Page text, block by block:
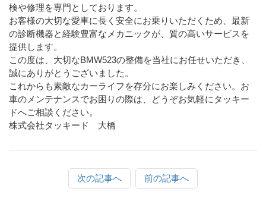
検や修理を専門としております。
お客様の大切な愛車に長く安全にお乗りいただくため、最新
の診断機器と経験豊富なメカニックが、質の高いサービスを
提供します。
この度は、大切なBMW523の整備を当社にお任せいただき、
誠にありがとうございました。
これからも素敵なカーライフを存分にお楽しみください。お
車のメンテナンスでお困りの際は、どうぞお気軽にタッキー
ドへご相談ください。
株式会社タッキード 大橋
次の記事へ 前の記事へ